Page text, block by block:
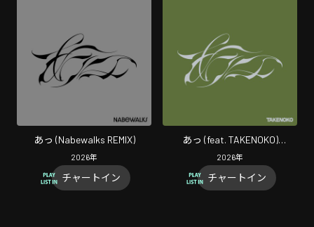
あっ (Nabewalks REMIX)
2026年
チャートイン
あっ (feat. TAKENOKO)
[TAKENOKO Remix]
2026年
チャートイン